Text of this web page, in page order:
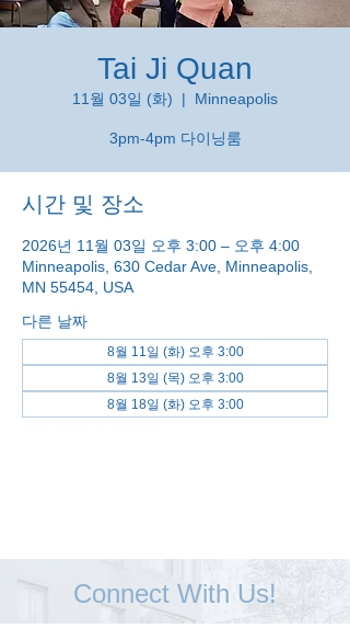
Tai Ji Quan
11월 03일 (화)
  |
Minneapolis
3pm-4pm 다이닝룸
시간 및 장소
2026년 11월 03일 오후 3:00 – 오후 4:00
Minneapolis, 630 Cedar Ave, Minneapolis,
MN 55454, USA
다른 날짜
8월 11일 (화) 오후 3:00
8월 13일 (목) 오후 3:00
8월 18일 (화) 오후 3:00
Connect With Us!